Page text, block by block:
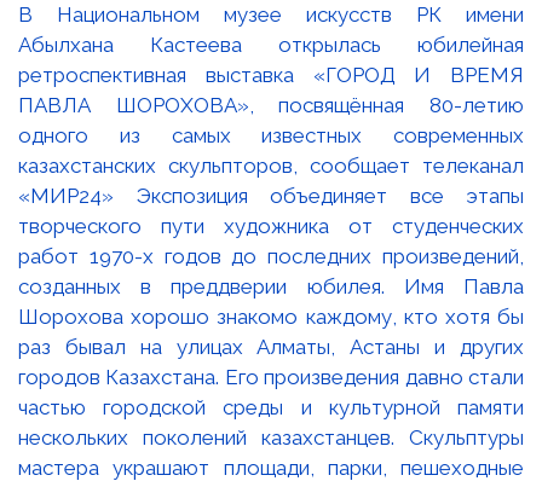
В Национальном музее искусств РК имени
Абылхана Кастеева открылась юбилейная
ретроспективная выставка «ГОРОД И ВРЕМЯ
ПАВЛА ШОРОХОВА», посвящённая 80-летию
одного из самых известных современных
казахстанских скульпторов, сообщает телеканал
«МИР24» Экспозиция объединяет все этапы
творческого пути художника от студенческих
работ 1970-х годов до последних произведений,
созданных в преддверии юбилея. Имя Павла
Шорохова хорошо знакомо каждому, кто хотя бы
раз бывал на улицах Алматы, Астаны и других
городов Казахстана. Его произведения давно стали
частью городской среды и культурной памяти
нескольких поколений казахстанцев. Скульптуры
мастера украшают площади, парки, пешеходные